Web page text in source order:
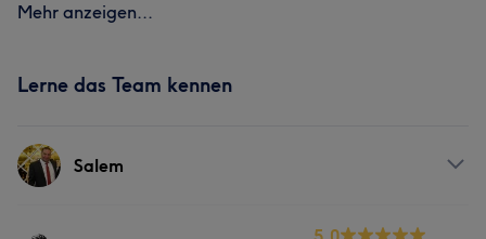
Mehr anzeigen...
Lerne das Team kennen
Salem
Services